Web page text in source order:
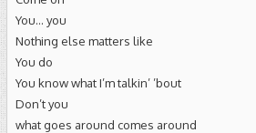
You… you
Nothing else matters like
You do
You know what I’m talkin’ ’bout
Don’t you
what goes around comes around